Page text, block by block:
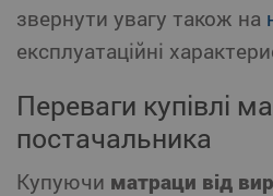
звернути увагу також на
експлуатаційні
Переваги купівлі
постачальника
Купуючи матраци від